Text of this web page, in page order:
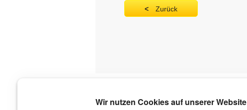
Wir nutzen Cookies auf unserer Website
Zurück
Über uns Kontakt